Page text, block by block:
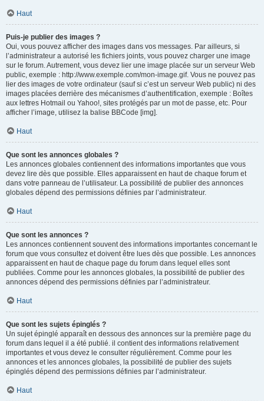
Haut
Puis-je publier des images ?
Oui, vous pouvez afficher des images dans vos messages. Par ailleurs, si
l’administrateur a autorisé les fichiers joints, vous pouvez charger une image
sur le forum. Autrement, vous devez lier une image placée sur un serveur Web
public, exemple : http://www.exemple.com/mon-image.gif. Vous ne pouvez pas
lier des images de votre ordinateur (sauf si c’est un serveur Web public) ni des
images placées derrière des mécanismes d’authentification, exemple : Boîtes
aux lettres Hotmail ou Yahoo!, sites protégés par un mot de passe, etc. Pour
afficher l’image, utilisez la balise BBCode [img].
Haut
Que sont les annonces globales ?
Les annonces globales contiennent des informations importantes que vous
devez lire dès que possible. Elles apparaissent en haut de chaque forum et
dans votre panneau de l’utilisateur. La possibilité de publier des annonces
globales dépend des permissions définies par l’administrateur.
Haut
Que sont les annonces ?
Les annonces contiennent souvent des informations importantes concernant le
forum que vous consultez et doivent être lues dès que possible. Les annonces
apparaissent en haut de chaque page du forum dans lequel elles sont
publiées. Comme pour les annonces globales, la possibilité de publier des
annonces dépend des permissions définies par l’administrateur.
Haut
Que sont les sujets épinglés ?
Un sujet épinglé apparaît en dessous des annonces sur la première page du
forum dans lequel il a été publié. il contient des informations relativement
importantes et vous devez le consulter régulièrement. Comme pour les
annonces et les annonces globales, la possibilité de publier des sujets
épinglés dépend des permissions définies par l’administrateur.
Haut